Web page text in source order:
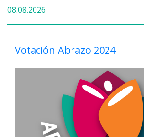
08.08.2026
Votación Abrazo 2024